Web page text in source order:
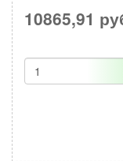
10865,91